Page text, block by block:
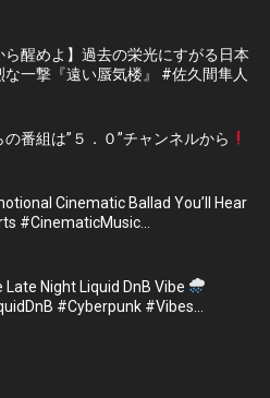
ら醒めよ】過去の栄光にすがる日本
な一撃『遠い蜃気楼』 #佐久間隼人
番組は”５．０”チャンネルから
Cinematic Ballad You’ll Hear
#CinematicMusic
#Piano
Night Liquid DnB Vibe
#Cyberpunk #Vibes